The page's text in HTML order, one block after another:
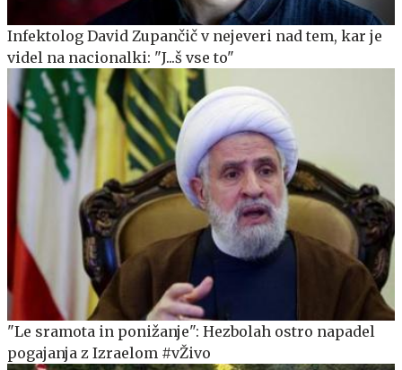
Infektolog David Zupančič v nejeveri nad tem, kar je
videl na nacionalki: "J...š vse to"
"Le sramota in ponižanje": Hezbolah ostro napadel
pogajanja z Izraelom #vŽivo